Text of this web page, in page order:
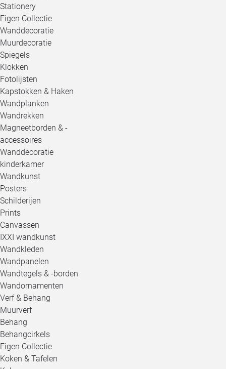
Stationery
Eigen Collectie
Wanddecoratie
Muurdecoratie
Spiegels
Klokken
Fotolijsten
Kapstokken & Haken
Wandplanken
Wandrekken
Magneetborden & -
accessoires
Wanddecoratie
kinderkamer
Wandkunst
Posters
Schilderijen
Prints
Canvassen
IXXI wandkunst
Wandkleden
Wandpanelen
Wandtegels & -borden
Wandornamenten
Verf & Behang
Muurverf
Behang
Behangcirkels
Eigen Collectie
Koken & Tafelen